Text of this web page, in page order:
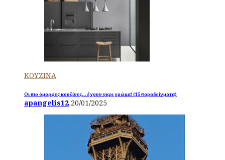
ΚΟΥΖΙΝΑ
Οι πιο όμορφες κουζίνες… έχουν γκρι χρώμα! (15 παραδείγματα)
apangelis12 20/01/2025